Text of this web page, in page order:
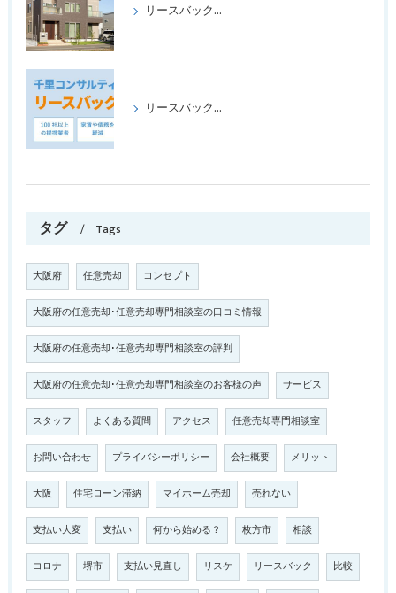
リースバックをして、喜ばれたケース、パートⅡ
リースバックの成功事例パート1
タグ Tags
大阪府 任意売却 コンセプト
大阪府の任意売却･任意売却専門相談室の口コミ情報
大阪府の任意売却･任意売却専門相談室の評判
大阪府の任意売却･任意売却専門相談室のお客様の声 サービス
スタッフ よくある質問 アクセス 任意売却専門相談室
お問い合わせ プライバシーポリシー 会社概要 メリット
大阪 住宅ローン滞納 マイホーム売却 売れない
支払い大変 支払い 何から始める？ 枚方市 相談
コロナ 堺市 支払い見直し リスケ リースバック 比較